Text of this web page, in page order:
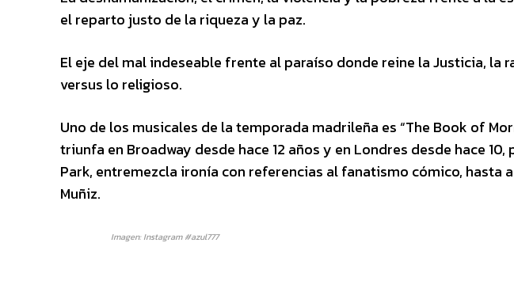
el reparto justo de la riqueza y la paz.
El eje del mal indeseable frente al paraíso donde reine la Justicia, la
versus lo religioso.
Uno de los musicales de la temporada madrileña es “The Book of
triunfa en Broadway desde hace 12 años y en Londres desde hace
Park, entremezcla ironía con referencias al fanatismo cómico, hasta
Muñiz.
Imagen: Instagram #azul777